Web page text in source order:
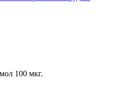
100 мкг.